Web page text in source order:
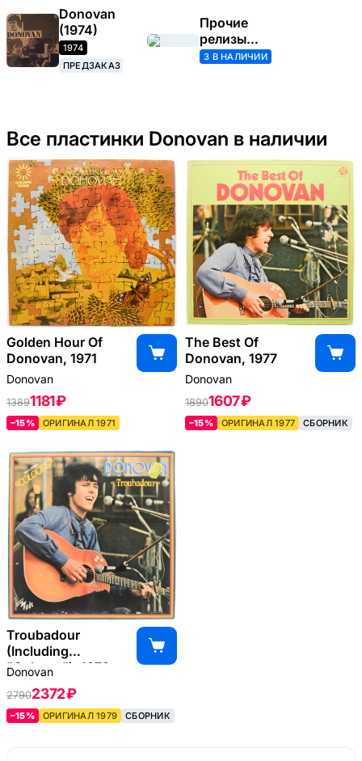
Donovan
(1974)
1974
ПРЕДЗАКАЗ
Прочие
релизы
(Donovan)
3 В НАЛИЧИИ
Все пластинки Donovan в наличии
Golden Hour Of
Donovan, 1971
Donovan
13891181 ₽
–15% ОРИГИНАЛ 1971
The Best Of
Donovan, 1977
Donovan
18901607 ₽
–15% ОРИГИНАЛ 1977 СБОРНИК
Troubadour
(Including
"Colours"), 1979
Donovan
27902372 ₽
–15% ОРИГИНАЛ 1979 СБОРНИК